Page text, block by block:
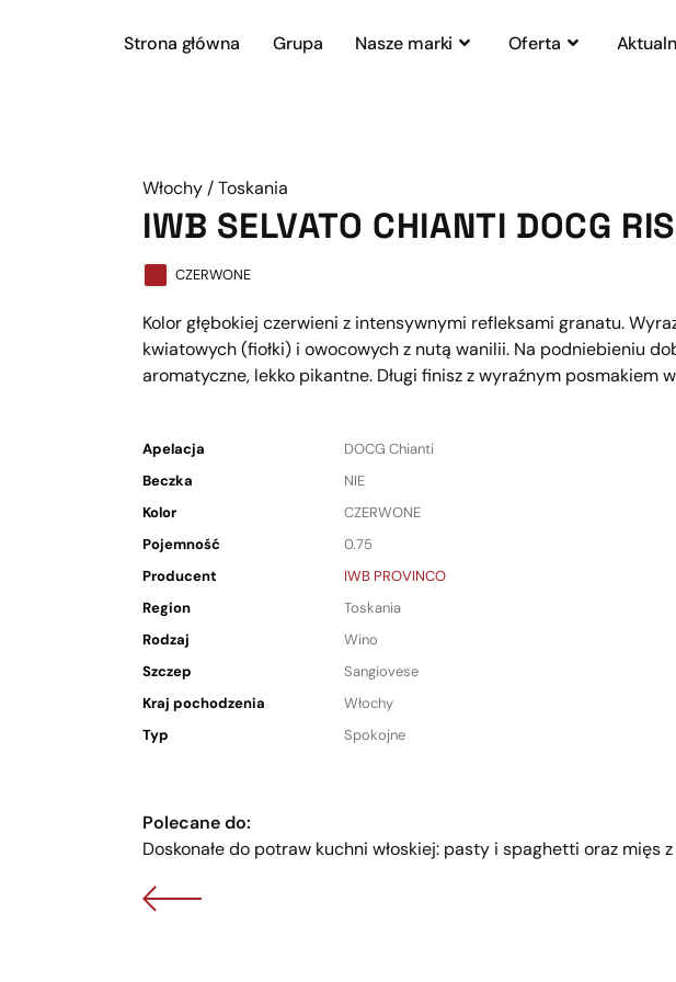
Strona główna Grupa Nasze marki Oferta
Włochy / Toskania
IWB SELVATO CHIANTI DOCG
CZERWONE
Kolor głębokiej czerwieni z intensywnymi refleksami granatu.
kwiatowych (fiołki) i owocowych z nutą wanilii. Na podniebieniu
aromatyczne, lekko pikantne. Długi finisz z wyraźnym posmakiem
Apelacja
DOCG Chianti
Beczka
NIE
Kolor
CZERWONE
Pojemność
0.75
Producent
IWB PROVINCO
Region
Toskania
Rodzaj
Wino
Szczep
Sangiovese
Kraj pochodzenia
Włochy
Typ
Spokojne
Polecane do:
Doskonałe do potraw kuchni włoskiej: pasty i spaghetti oraz mięs